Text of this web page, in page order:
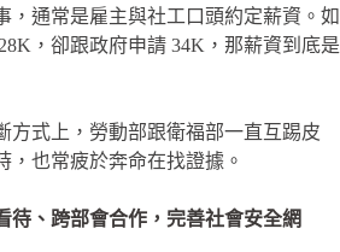
，通常是雇主與社工口頭約定薪資。如
，卻跟政府申請 34K，那薪資到底是
方式上，勞動部跟衛福部一直互踢皮
，也常疲於奔命在找證據。
待、跨部會合作，完善社會安全網